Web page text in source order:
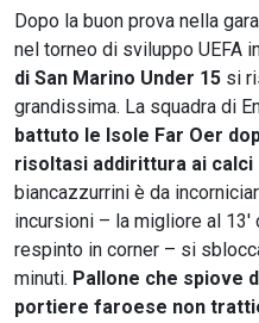
Dopo la buon prova nella
nel torneo di sviluppo UEFA
di San Marino Under 15 si
grandissima. La squadra di
battuto le Isole Far Oer
risoltasi addirittura ai calci
biancazzurrini è da
incursioni – la migliore al
respinto in corner – si
minuti. Pallone che spiove
portiere faroese non